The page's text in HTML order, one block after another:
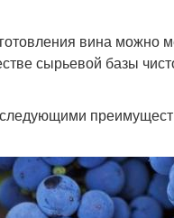
вина можно
сырьевой базы